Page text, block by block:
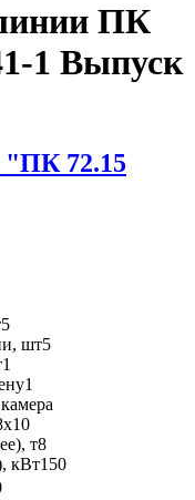
ПК
1 Выпуск
"ПК 72.15
5
шт5
1
1
т8
кВт150